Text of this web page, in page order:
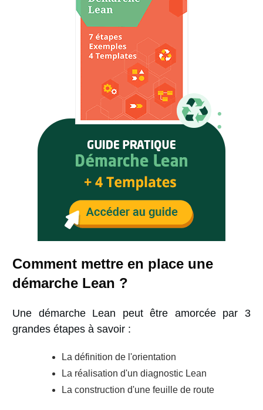
Comment mettre en place une
démarche Lean ?
Une démarche Lean peut être amorcée par 3
grandes étapes à savoir :
La définition de l'orientation
La réalisation d'un diagnostic Lean
La construction d'une feuille de route